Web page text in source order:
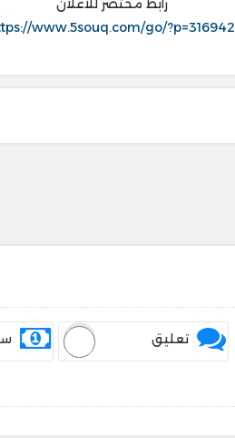
رابط مختصر للاعلان
www.5souq.com/go/?p=316942
تعليق